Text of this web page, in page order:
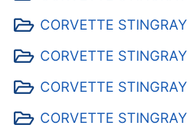
CORVETTE
CORVETTE
CORVETTE
CORVETTE